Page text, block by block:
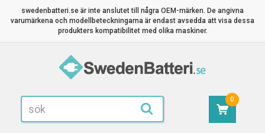
swedenbatteri.se är inte anslutet till några OEM-märken. De angivna
varumärkena och modellbeteckningarna är endast avsedda att visa dessa
produkters kompatibilitet med olika maskiner.
0